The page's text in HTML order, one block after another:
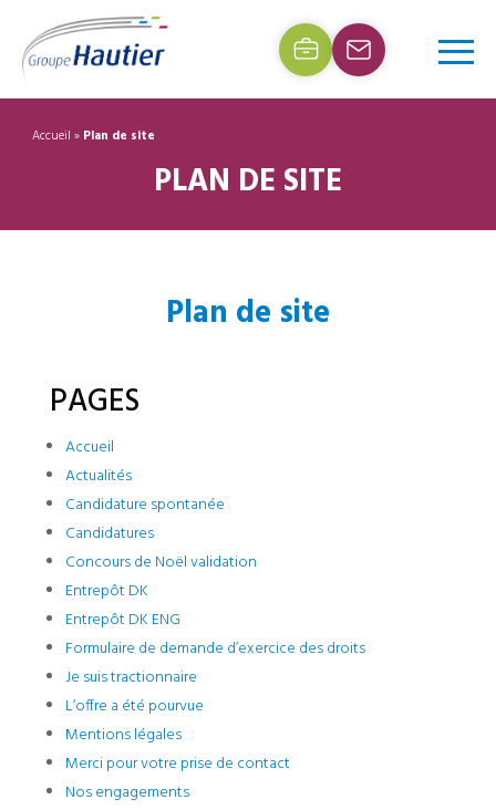
Accueil » Plan de site
PLAN DE SITE
Plan de site
PAGES
Accueil
Actualités
Candidature spontanée
Candidatures
Concours de Noël validation
Entrepôt DK
Entrepôt DK ENG
Formulaire de demande d’exercice des droits
Je suis tractionnaire
L’offre a été pourvue
Mentions légales
Merci pour votre prise de contact
Nos engagements